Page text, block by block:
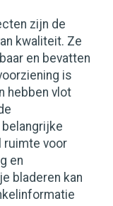
zijn de
kwaliteit. Ze
en bevatten
is
hebben vlot
ruimte voor
en
bladeren kan